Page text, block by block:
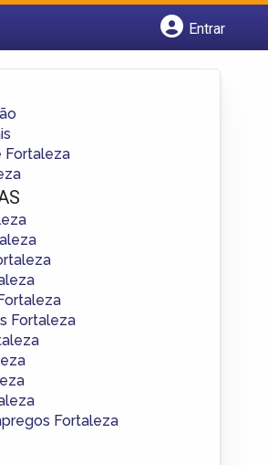
Entrar
Fortaleza
Fortaleza
Fortaleza